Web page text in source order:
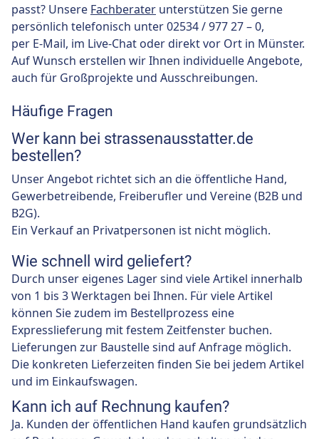
passt? Unsere Fachberater unterstützen Sie gerne
persönlich telefonisch unter 02534 / 977 27 – 0,
per E-Mail, im Live-Chat oder direkt vor Ort in Münster.
Auf Wunsch erstellen wir Ihnen individuelle Angebote,
auch für Großprojekte und Ausschreibungen.
Häufige Fragen
Wer kann bei strassenausstatter.de
bestellen?
Unser Angebot richtet sich an die öffentliche Hand,
Gewerbetreibende, Freiberufler und Vereine (B2B und
B2G).
Ein Verkauf an Privatpersonen ist nicht möglich.
Wie schnell wird geliefert?
Durch unser eigenes Lager sind viele Artikel innerhalb
von 1 bis 3 Werktagen bei Ihnen. Für viele Artikel
können Sie zudem im Bestellprozess eine
Expresslieferung mit festem Zeitfenster buchen.
Lieferungen zur Baustelle sind auf Anfrage möglich.
Die konkreten Lieferzeiten finden Sie bei jedem Artikel
und im Einkaufswagen.
Kann ich auf Rechnung kaufen?
Ja. Kunden der öffentlichen Hand kaufen grundsätzlich